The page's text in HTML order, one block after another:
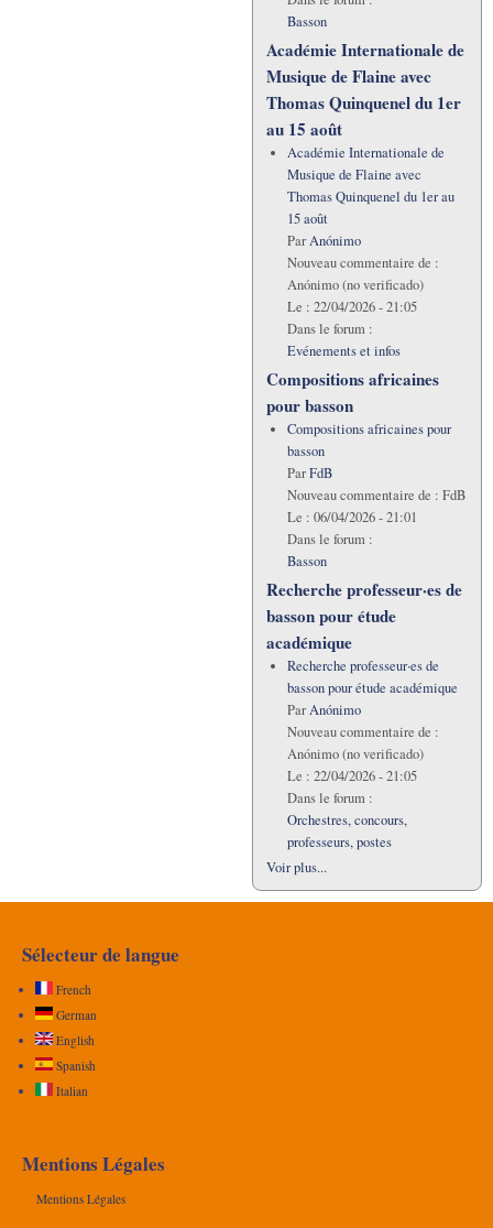
Basson
Académie Internationale de
Musique de Flaine avec
Thomas Quinquenel du 1er
au 15 août
Académie Internationale de
Musique de Flaine avec
Thomas Quinquenel du 1er au
15 août
ParAnónimo
Nouveau commentaire de :
Anónimo (no verificado)
Le : 22/04/2026 - 21:05
Dans le forum :
Evénements et infos
Compositions africaines
pour basson
Compositions africaines pour
basson
ParFdB
Nouveau commentaire de : FdB
Le : 06/04/2026 - 21:01
Dans le forum :
Basson
Recherche professeur·es de
basson pour étude
académique
Recherche professeur·es de
basson pour étude académique
ParAnónimo
Nouveau commentaire de :
Anónimo (no verificado)
Le : 22/04/2026 - 21:05
Dans le forum :
Orchestres, concours,
professeurs, postes
Voir plus...
Sélecteur de langue
French
German
English
Spanish
Italian
Mentions Légales
Mentions Légales